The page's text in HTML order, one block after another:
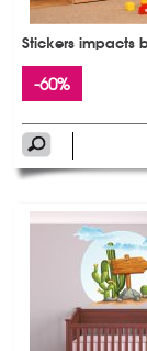
Stickers impacts
-60%